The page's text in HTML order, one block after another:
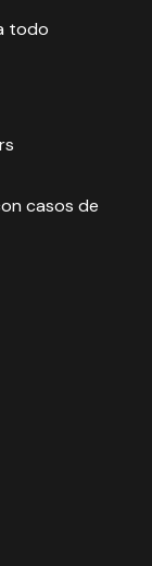
todo
casos de